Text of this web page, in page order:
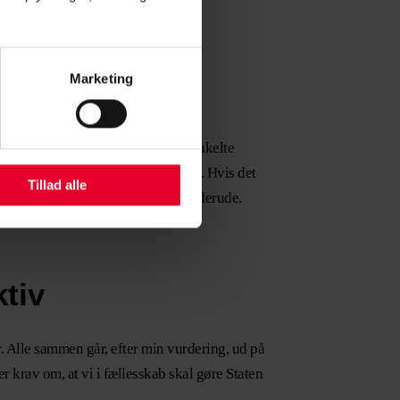
Marketing
Tillad alle
give ud til lokal lønsum på de enkelte
efter arbejdsgivers prioritering. Hvis det
ud af, hvordan de bliver brugt derude.
sammen går, efter min vurdering, ud på
krav om, at vi i fællesskab skal gøre Staten